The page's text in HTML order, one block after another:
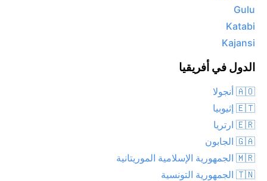
Gulu
Katabi
Kajansi
الدول في أفريقيا
🇦🇴 أنجولا
🇪🇹 إثيوبيا
🇪🇷 ارتريا
🇬🇦 الجابون
🇲🇷 الجمهورية الإسلامية الموريتانية
🇹🇳 الجمهورية التونسية